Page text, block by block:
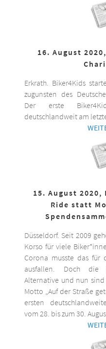
16. August
Erkrath. Biker4Kids
zugunsten des
Der erste
deutschlandweit am
15. August
Ride statt
Düsseldorf. Seit 2009
Korso für viele
Corona musste das
ausfallen. Doch die
Alternative und nun
Motto „Auf der Straße
ersten
vom 28. bis zum 30.